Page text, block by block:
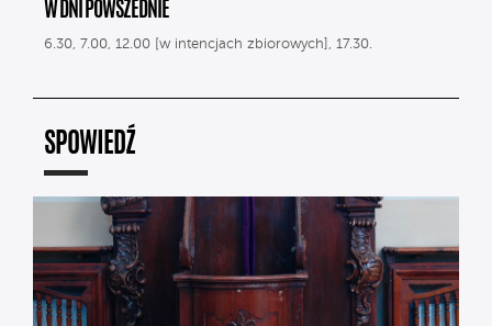
W DNI POWSZEDNIE
6.30, 7.00, 12.00 [w intencjach zbiorowych], 17.30.
SPOWIEDŹ